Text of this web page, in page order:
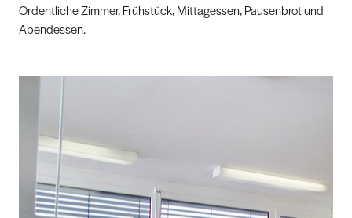
Ordentliche Zimmer, Frühstück, Mittagessen, Pausenbrot und
Abendessen.